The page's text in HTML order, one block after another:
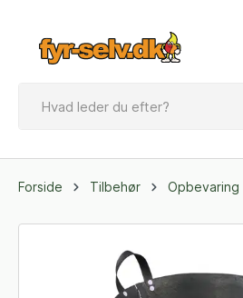
Forside Tilbehør Opbevaring